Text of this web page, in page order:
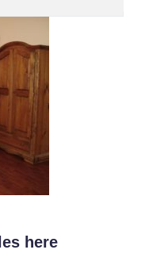
here